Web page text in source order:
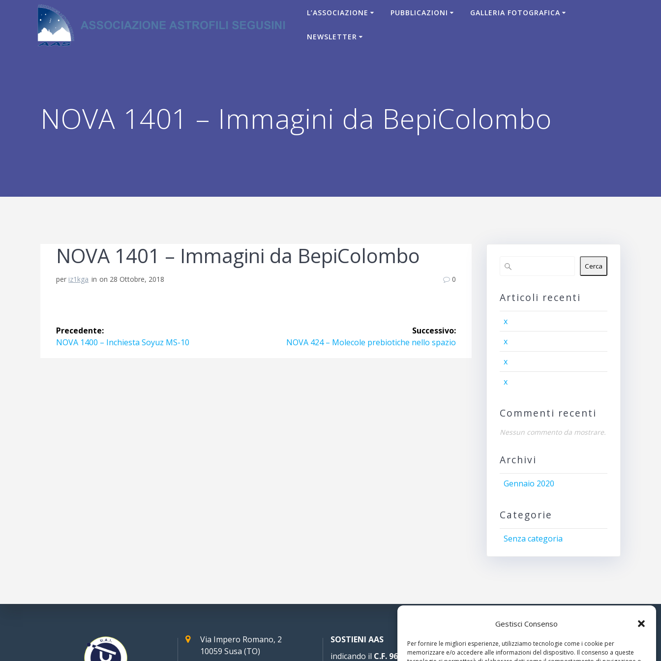
Gestisci Consenso
Per fornire le migliori esperienze, utilizziamo tecnologie come i cookie per
memorizzare e/o accedere alle informazioni del dispositivo. Il consenso a queste
L’ASSOCIAZIONE PUBBLICAZIONI GALLERIA FOTOGRAFICA
NEWSLETTER
NOVA 1401 – Immagini da BepiColombo
NOVA 1401 – Immagini da BepiColombo
per iz1kga in on 28 Ottobre, 2018 0
Navigazione
articoli
Precedente:
Articolo
NOVA 1400 – Inchiesta Soyuz MS-10
Successivo:
Articolo
NOVA 424 – Molecole prebiotiche nello spazio
Cerca
Articoli recenti
x
x
x
x
Commenti recenti
Nessun commento da mostrare.
Archivi
Gennaio 2020
Categorie
Senza categoria
Via Impero Romano, 2
10059 Susa (TO)
SOSTIENI AAS
indicando il C.F. 96020930010nella
© 2026 Associazione Astrofili
Segusini